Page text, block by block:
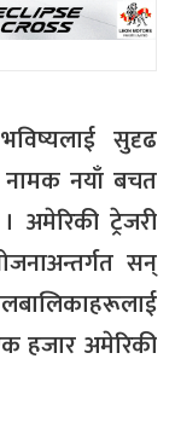
सुदृढ
नामक नयाँ बचत
ट्रेजरी
सन्
हजार अमेरिकी